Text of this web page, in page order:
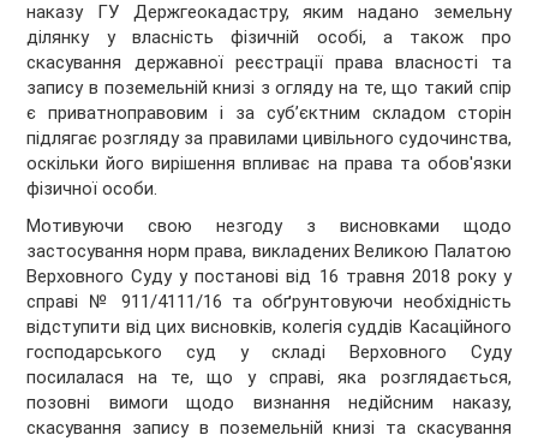
наказу ГУ Держгеокадастру, яким надано земельну
ділянку у власність фізичній особі, а також про
скасування державної реєстрації права власності та
запису в поземельній книзі з огляду на те, що такий спір
є приватноправовим і за суб’єктним складом сторін
підлягає розгляду за правилами цивільного судочинства,
оскільки його вирішення впливає на права та обов'язки
фізичної особи.
Мотивуючи свою незгоду з висновками щодо
застосування норм права, викладених Великою Палатою
Верховного Суду у постанові від 16 травня 2018 року у
справі № 911/4111/16 та обґрунтовуючи необхідність
відступити від цих висновків, колегія суддів Касаційного
господарського суд у складі Верховного Суду
посилалася на те, що у справі, яка розглядається,
позовні вимоги щодо визнання недійсним наказу,
скасування запису в поземельній книзі та скасування